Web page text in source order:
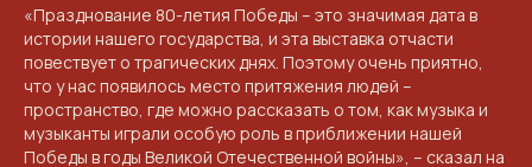
«Празднование 80-летия Победы – это значимая дата в
истории нашего государства, и эта выставка отчасти
повествует о трагических днях. Поэтому очень приятно,
что у нас появилось место притяжения людей –
пространство, где можно рассказать о том, как музыка и
музыканты играли особую роль в приближении нашей
Победы в годы Великой Отечественной войны», – сказал на
КОНТАКТЫ
ПРИГЛАШАЕМ ВАС
ПРИНЯТЬ УЧАСТИЕ В